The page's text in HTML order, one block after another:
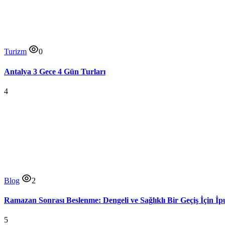
Turizm 0
Antalya 3 Gece 4 Gün Turları
4
Blog 2
Ramazan Sonrası Beslenme: Dengeli ve Sağlıklı Bir Geçiş İçin
5